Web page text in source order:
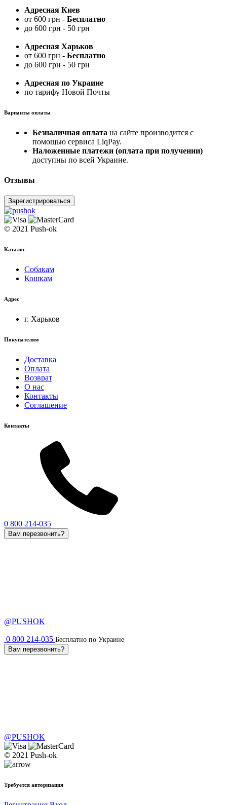
Адресная Киев
от 600 грн - Бесплатно
до 600 грн - 50 грн
Адресная Харьков
от 600 грн - Бесплатно
до 600 грн - 50 грн
Адресная по Украине
по тарифу Новой Почты
Варианты оплаты
Безналичная оплата на сайте производится с
помощью сервиса LiqPay.
Наложенные платежи (оплата при получении)
доступны по всей Украине.
Отзывы
Зарегистрироваться
© 2021 Push-ok
Каталог
Собакам
Кошкам
Адрес
г. Харьков
Покупателям
Доставка
Оплата
Возврат
О нас
Контакты
Соглашение
Контакты
0 800 214-035
Вам перезвонить?
@PUSHOK
0 800 214-035 Бесплатно по Украине
Вам перезвонить?
@PUSHOK
© 2021 Push-ok
Требуется авторизация